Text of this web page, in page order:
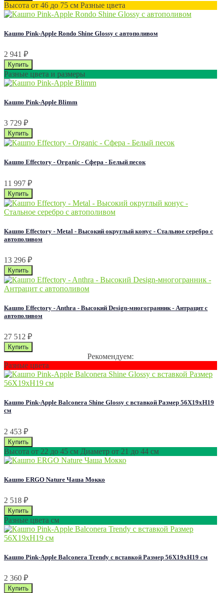
Высота от 46 до 75 см Разные цвета
Кашпо Pink-Apple Rondo Shine Glossy с автополивом
2 941 ₽
Разные цвета и размеры
Кашпо Pink-Apple Blimm
3 729 ₽
Кашпо Effectory - Organic - Сфера - Белый песок
11 997 ₽
Кашпо Effectory - Metal - Высокий округлый конус - Стальное серебро с
автополивом
13 296 ₽
Кашпо Effectory - Anthra - Высокий Design-многогранник - Антрацит с
автополивом
27 512 ₽
Рекомендуем:
Разные цвета
Кашпо Pink-Apple Balconera Shine Glossy с вставкой Размер 56Х19хН19
см
2 453 ₽
Высота от 22 до 45 см Диаметр от 21 до 44 см
Кашпо ERGO Nature Чаша Мокко
2 518 ₽
Разные цвета см
Кашпо Pink-Apple Balconera Trendy с вставкой Размер 56Х19хН19 см
2 360 ₽